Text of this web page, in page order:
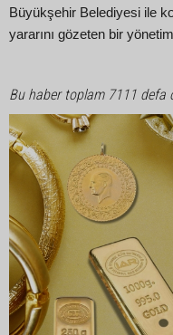
Büyükşehir Belediyesi ile
yararını gözeten bir yönetim
Bu haber toplam 7111 defa